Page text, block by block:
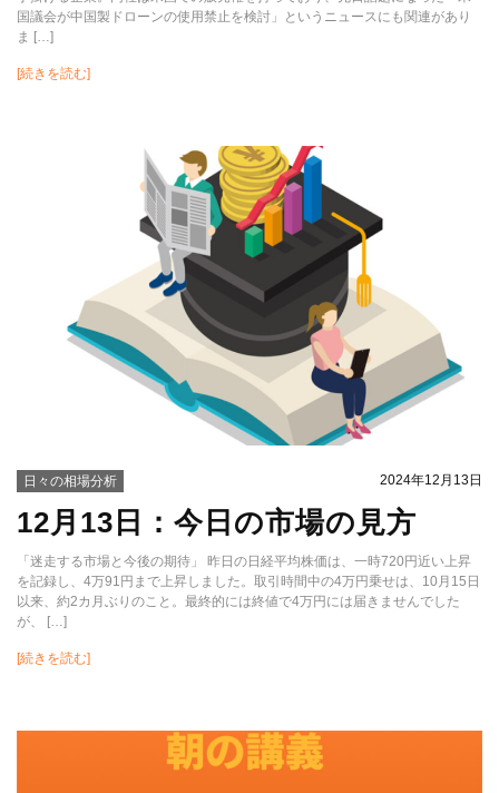
国議会が中国製ドローンの使用禁止を検討」というニュースにも関連があり
ま […]
[続きを読む]
日々の相場分析 2024年12月13日
12月13日：今日の市場の見方
「迷走する市場と今後の期待」 昨日の日経平均株価は、一時720円近い上昇
を記録し、4万91円まで上昇しました。取引時間中の4万円乗せは、10月15日
以来、約2カ月ぶりのこと。最終的には終値で4万円には届きませんでした
が、 […]
[続きを読む]